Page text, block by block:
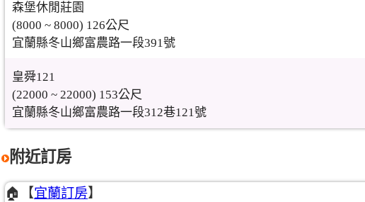
森堡休閒莊園
(8000 ~ 8000) 126公尺
宜蘭縣冬山鄉富農路一段391號
皇舜121
(22000 ~ 22000) 153公尺
宜蘭縣冬山鄉富農路一段312巷121號
附近訂房
🏠【宜蘭訂房】